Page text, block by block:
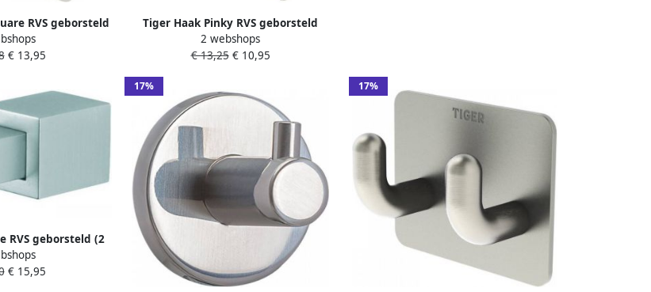
RVS geborsteld
1116030941
€ 13,95
Tiger Haak Pinky RVS geborsteld
4x4x2.6cm 1113030941
2 webshops
€ 13,25€ 10,95
RVS geborsteld (2
103930941
€ 15,95
17% 17%